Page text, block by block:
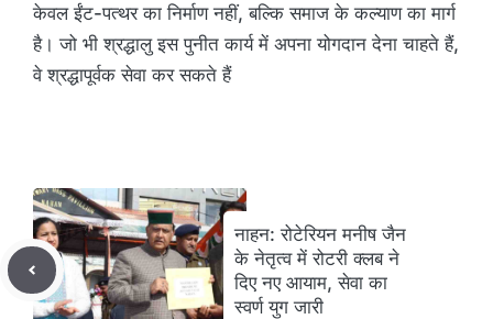
केवल ईंट-पत्थर का निर्माण नहीं, बल्कि समाज के कल्याण का मार्ग
है। जो भी श्रद्धालु इस पुनीत कार्य में अपना योगदान देना चाहते हैं,
वे श्रद्धापूर्वक सेवा कर सकते हैं
नाहन: रोटेरियन मनीष जैन
के नेतृत्व में रोटरी क्लब ने
दिए नए आयाम, सेवा का
स्वर्ण युग जारी